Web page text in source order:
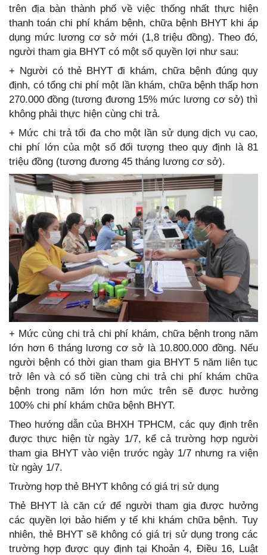
trên địa bàn thành phố về việc thống nhất thực hiện
thanh toán chi phí khám bệnh, chữa bệnh BHYT khi áp
dụng mức lương cơ sở mới (1,8 triệu đồng). Theo đó,
người tham gia BHYT có một số quyền lợi như sau:
+ Người có thẻ BHYT đi khám, chữa bệnh đúng quy
định, có tổng chi phí một lần khám, chữa bệnh thấp hơn
270.000 đồng (tương đương 15% mức lương cơ sở) thì
không phải thực hiện cùng chi trả.
+ Mức chi trả tối đa cho một lần sử dụng dịch vụ cao,
chi phí lớn của một số đối tượng theo quy định là 81
triệu đồng (tương đương 45 tháng lương cơ sở).
+ Mức cùng chi trả chi phí khám, chữa bệnh trong năm
lớn hơn 6 tháng lương cơ sở là 10.800.000 đồng. Nếu
người bệnh có thời gian tham gia BHYT 5 năm liên tục
trở lên và có số tiền cùng chi trả chi phí khám chữa
bệnh trong năm lớn hơn mức trên sẽ được hưởng
100% chi phí khám chữa bệnh BHYT.
Theo hướng dẫn của BHXH TPHCM, các quy định trên
được thực hiện từ ngày 1/7, kể cả trường hợp người
tham gia BHYT vào viện trước ngày 1/7 nhưng ra viện
từ ngày 1/7.
Trường hợp thẻ BHYT không có giá trị sử dụng
Thẻ BHYT là căn cứ để người tham gia được hưởng
các quyền lợi bảo hiểm y tế khi khám chữa bệnh. Tuy
nhiên, thẻ BHYT sẽ không có giá trị sử dụng trong các
trường hợp được quy định tại Khoản 4, Điều 16, Luật